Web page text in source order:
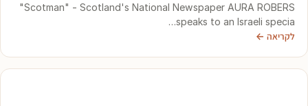
"Scotman" - Scotland's National Newspaper AURA ROBERS
speaks to an Israeli specia…
לקריאה ←